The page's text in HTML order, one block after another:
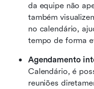
da equipe não
também
no calendário,
tempo de forma
Agendamento
Calendário, é
reuniões